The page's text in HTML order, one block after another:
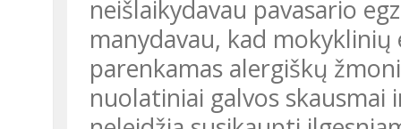
neišlaikydavau pavasario
manydavau, kad
parenkamas alergiškų
nuolatiniai galvos skausmai